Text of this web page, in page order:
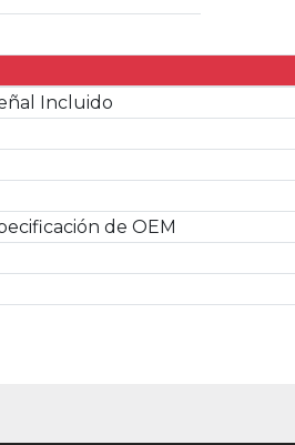
Incluido
de OEM